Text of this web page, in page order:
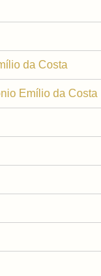
da Costa
Emílio da Costa